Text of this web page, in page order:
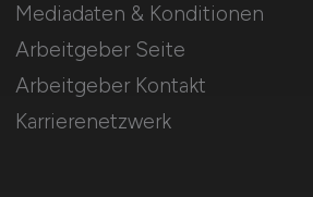
Mediadaten & Konditionen
Arbeitgeber Seite
Arbeitgeber Kontakt
Karrierenetzwerk